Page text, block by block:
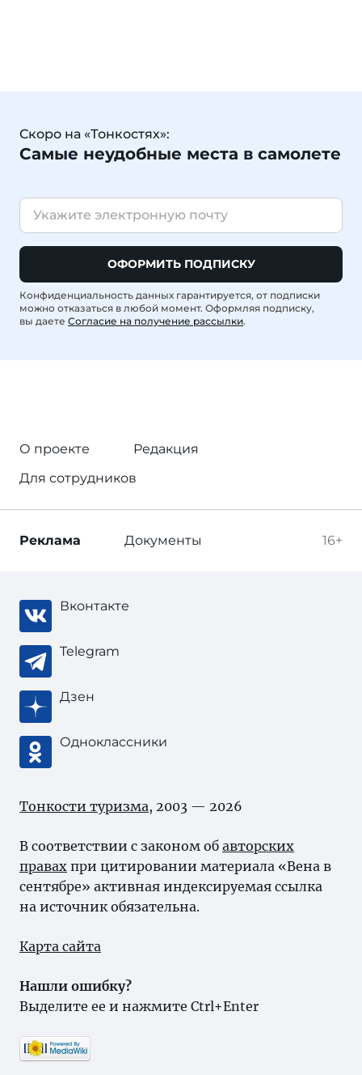
Скоро на «Тонкостях»:
Самые неудобные места в самолете
ОФОРМИТЬ ПОДПИСКУ
Конфиденциальность данных гарантируется, от подписки
можно отказаться в любой момент. Оформляя подписку,
вы даете Согласие на получение рассылки.
О проекте
Редакция
Для сотрудников
16+
Реклама Документы
Вконтакте
Telegram
Дзен
Одноклассники
Тонкости туризма, 2003 — 2026
В соответствии с законом об авторских
правах при цитировании материала «Вена в
сентябре» активная индексируемая ссылка
на источник обязательна.
Карта сайта
Нашли ошибку?
Выделите ее и нажмите Ctrl+Enter